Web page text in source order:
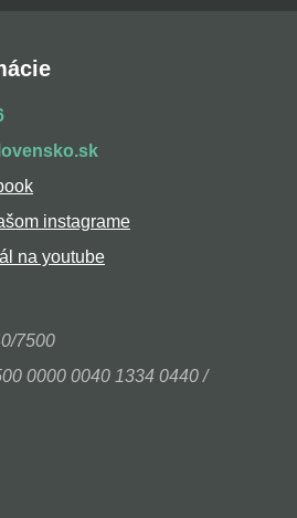
instagrame
na youtube
7500
0000 0040 1334 0440 /